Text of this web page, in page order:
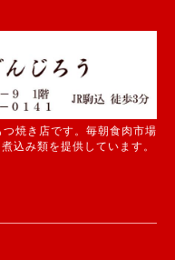
焼き店です。毎朝食肉市場
込み類を提供しています。